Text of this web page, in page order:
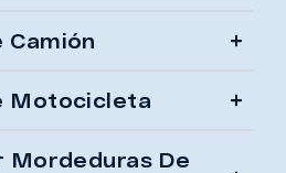
Camión
Motocicleta
Mordeduras De